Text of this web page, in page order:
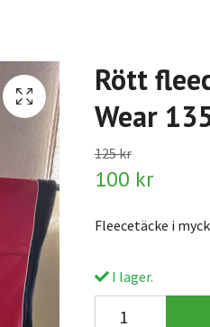
Rött
Wear
125 kr
100 kr
Fleecetäcke i
I lager.